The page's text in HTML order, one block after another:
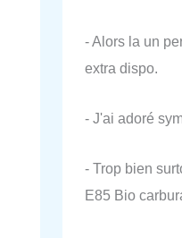
- Alors la un
extra dispo.
- J'ai adoré
- Trop bien
E85 Bio